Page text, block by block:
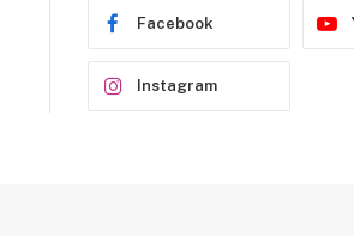
Facebook
Instagram